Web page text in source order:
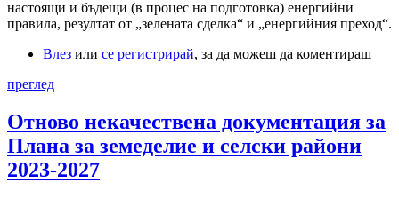
настоящи и бъдещи (в процес на подготовка) енергийни
правила, резултат от „зелената сделка“ и „енергийния преход“.
Влез или се регистрирай, за да можеш да коментираш
преглед
Отново некачествена документация за
Плана за земеделие и селски райони
2023-2027